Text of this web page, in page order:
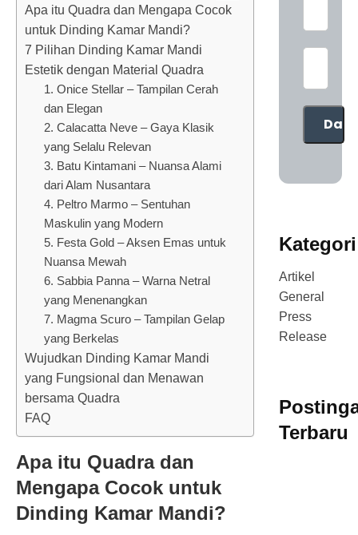
Apa itu Quadra dan Mengapa Cocok
untuk Dinding Kamar Mandi?
7 Pilihan Dinding Kamar Mandi
Estetik dengan Material Quadra
1. Onice Stellar – Tampilan Cerah
dan Elegan
2. Calacatta Neve – Gaya Klasik
yang Selalu Relevan
3. Batu Kintamani – Nuansa Alami
dari Alam Nusantara
4. Peltro Marmo – Sentuhan
Maskulin yang Modern
5. Festa Gold – Aksen Emas untuk
Nuansa Mewah
6. Sabbia Panna – Warna Netral
yang Menenangkan
7. Magma Scuro – Tampilan Gelap
yang Berkelas
Wujudkan Dinding Kamar Mandi
yang Fungsional dan Menawan
bersama Quadra
FAQ
Apa itu Quadra dan
Mengapa Cocok untuk
Dinding Kamar Mandi?
Kategori
Artikel
General
Press
Release
Terbaru